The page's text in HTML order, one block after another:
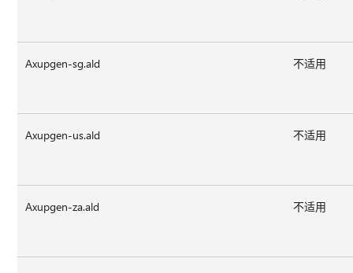
Axupgen-sg.ald 不适用
Axupgen-us.ald 不适用
Axupgen-za.ald 不适用